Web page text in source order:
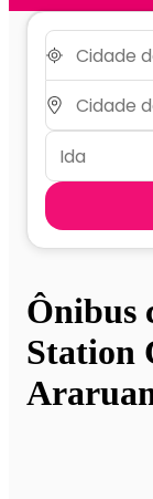
Ônibus
Station